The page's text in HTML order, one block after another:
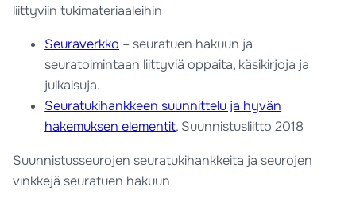
liittyviin tukimateriaaleihin
Seuraverkko – seuratuen hakuun ja
seuratoimintaan liittyviä oppaita, käsikirjoja ja
julkaisuja.
Seuratukihankkeen suunnittelu ja hyvän
hakemuksen elementit, Suunnistusliitto 2018
Suunnistusseurojen seuratukihankkeita ja seurojen
vinkkejä seuratuen hakuun